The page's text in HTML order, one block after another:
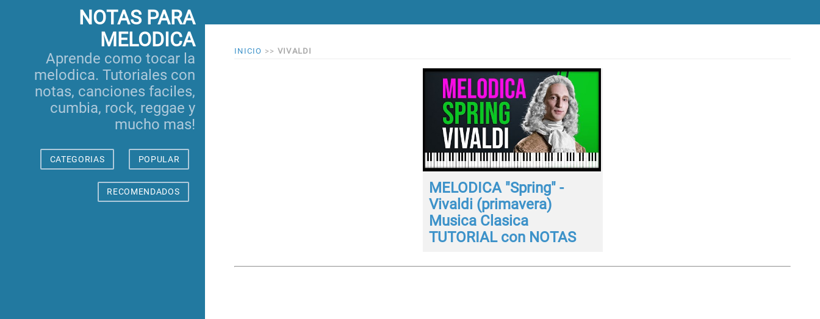
NOTAS PARA
MELODICA
Aprende como tocar la
melodica. Tutoriales con
notas, canciones faciles,
cumbia, rock, reggae y
mucho mas!
CATEGORIAS POPULAR
RECOMENDADOS
INICIO >> VIVALDI
MELODICA "Spring" -
Vivaldi (primavera)
Musica Clasica
TUTORIAL con NOTAS